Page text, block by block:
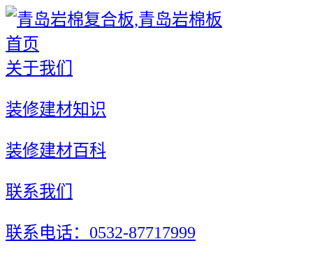
首页
关于我们
装修建材知识
装修建材百科
联系我们
联系电话：0532-87717999